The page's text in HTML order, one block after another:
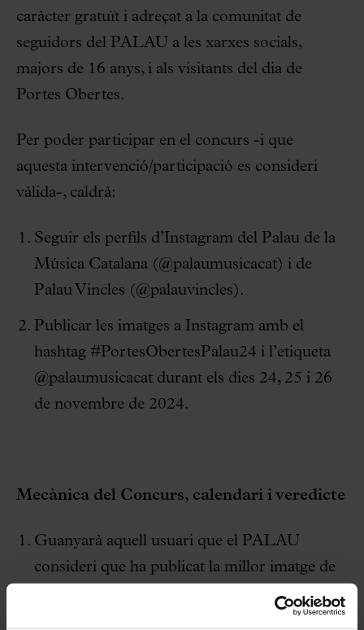
caràcter gratuït i adreçat a la comunitat de
seguidors del PALAU a les xarxes socials,
majors de 16 anys, i als visitants del dia de
Portes Obertes.
Per poder participar en el concurs -i que
aquesta intervenció/participació es consideri
vàlida-, caldrà:
Seguir els perfils d’Instagram del Palau de la
Música Catalana (@palaumusicacat) i de
Palau Vincles (@palauvincles).
Publicar les imatges a Instagram amb el
hashtag #PortesObertesPalau24 i l’etiqueta
@palaumusicacat durant els dies 24, 25 i 26
de novembre de 2024.
Mecànica del Concurs, calendari i veredicte
Guanyarà aquell usuari que el PALAU
consideri que ha publicat la millor imatge de
l’edifici a les xarxes socials entre el 24 i el 26